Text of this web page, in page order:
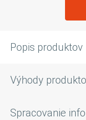
Popis produktov
Výhody
Spracovanie